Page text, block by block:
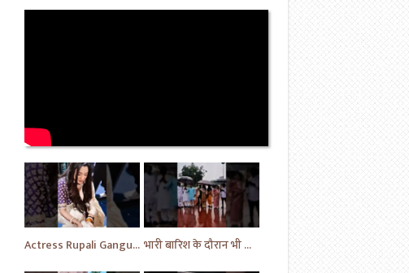
Actress Rupali Ganguly looking beautiful Play a cute puppy | Bollywood | Bollywood News #shorts #yt भारी बारिश के दौरान भी विपक्ष का प्रदर्शन जारी | News Today | Congress | Samajwadi | #shorts #yt